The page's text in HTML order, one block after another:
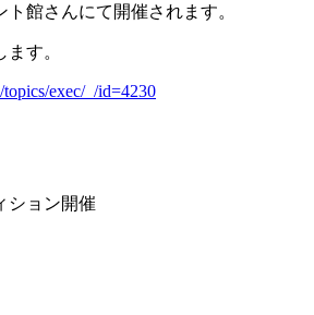
館さんにて開催されます。
す。
exec/_/id=4230
ション開催